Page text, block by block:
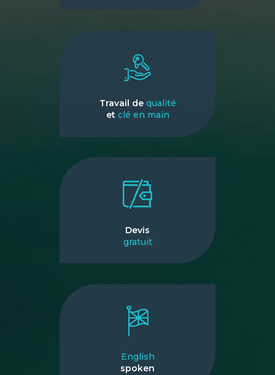
Travail de qualité
et clé en main
Devis
gratuit
English
spoken